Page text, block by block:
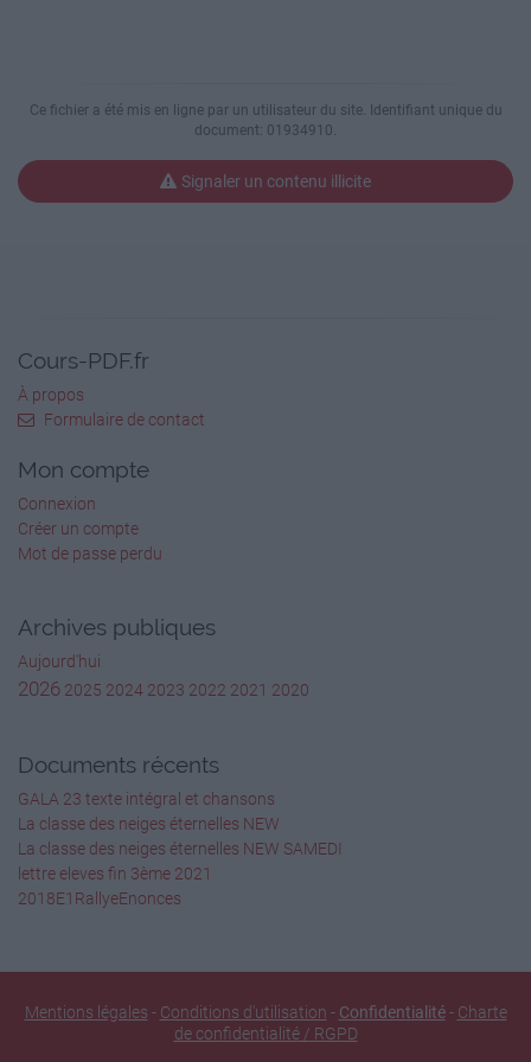
soulagent les douleurs.
Nous aimons regarder (..) Nous aimons regarder
http://www.i-profs.fr
• Identification des compléments essentiels.
Le Complément d’Objet
3 Souligne tous les GN compléments d’objet
indirect du verbe.
8b
Grammaire
de
Cm2
Bien des fois, Petite-Lune a rêvé de la caverne aux
esprits.
Et si elle commençait par faire une surprise à
nom à un animal !
Bâton-de- Couleur est plutôt amusé par cette idée
Ce fichier a été mis en ligne par un utilisateur du site. Identifiant unique du
document: 01934910.
Signaler un contenu illicite
Cours-PDF.fr
À propos
Formulaire de contact
Mon compte
Connexion
Créer un compte
Mot de passe perdu
Archives publiques
Aujourd'hui
2026 2025 2024 2023 2022 2021 2020
Documents récents
GALA 23 texte intégral et chansons
La classe des neiges éternelles NEW
La classe des neiges éternelles NEW SAMEDI
lettre eleves fin 3ème 2021
2018E1RallyeEnonces
Mentions légales - Conditions d'utilisation - Confidentialité- Charte
de confidentialité / RGPD